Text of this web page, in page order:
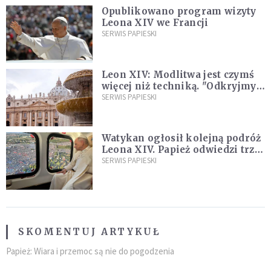
Opublikowano program wizyty
Leona XIV we Francji
SERWIS PAPIESKI
Leon XIV: Modlitwa jest czymś
więcej niż techniką. "Odkryjmy
ją na nowo"
SERWIS PAPIESKI
Watykan ogłosił kolejną podróż
Leona XIV. Papież odwiedzi trzy
kraje Ameryki Południowej
SERWIS PAPIESKI
SKOMENTUJ ARTYKUŁ
Papież: Wiara i przemoc są nie do pogodzenia